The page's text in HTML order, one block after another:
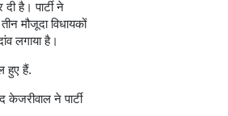
है। पार्टी ने
मौजूदा विधायकों
लगाया है।
हुए हैं.
ने पार्टी